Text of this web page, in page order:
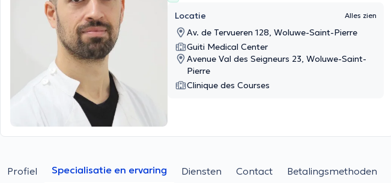
Locatie Alles zien
Av. de Tervueren 128, Woluwe-Saint-Pierre
Guiti Medical Center
Avenue Val des Seigneurs 23, Woluwe-Saint-
Pierre
Clinique des Courses
Profiel Specialisatie en ervaring Diensten Contact Betalingsmethoden